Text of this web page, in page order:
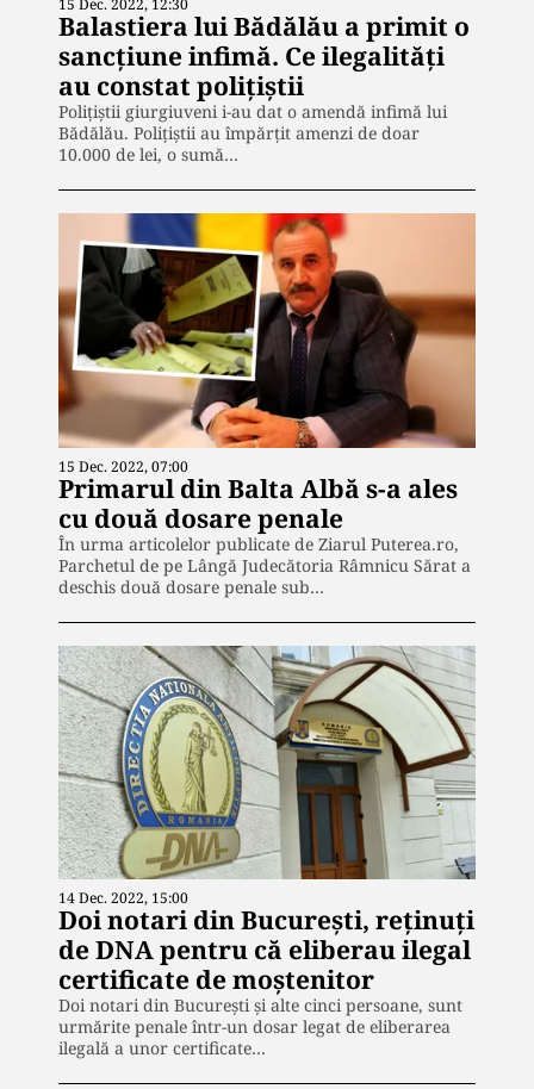
15 Dec. 2022, 12:30
Balastiera lui Bădălău a primit o
sancțiune infimă. Ce ilegalități
au constat polițiștii
Polițiștii giurgiuveni i-au dat o amendă infimă lui
Bădălău. Polițiștii au împărțit amenzi de doar
10.000 de lei, o sumă…
15 Dec. 2022, 07:00
Primarul din Balta Albă s-a ales
cu două dosare penale
În urma articolelor publicate de Ziarul Puterea.ro,
Parchetul de pe Lângă Judecătoria Râmnicu Sărat a
deschis două dosare penale sub…
14 Dec. 2022, 15:00
Doi notari din București, reținuți
de DNA pentru că eliberau ilegal
certificate de moștenitor
Doi notari din București și alte cinci persoane, sunt
urmărite penale într-un dosar legat de eliberarea
ilegală a unor certificate…